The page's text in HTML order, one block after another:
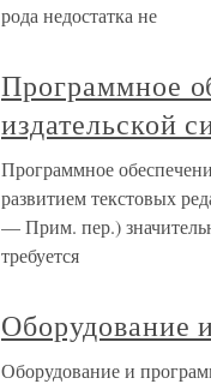
рода недостатка не
Программное
издательской
Программное
развитием текстовых
— Прим. пер.)
требуется
Оборудование
Оборудование и